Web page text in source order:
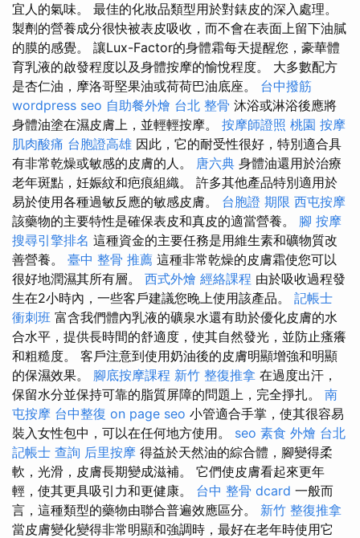
宜人的氣味。 最佳的化妝品類型用於對錶皮的深入處理。
製劑的營養成分很快被表皮吸收，而不會在表面上留下油膩
的膜的感覺。 讓Lux-Factor的身體霜每天提醒您，豪華體
育乳液的啟發程度以及身體按摩的愉悅程度。 大多數配方
是杏仁油，摩洛哥堅果油或荷荷巴油底座。 台中撥筋
wordpress seo 自助餐外燴 台北 整骨 沐浴或淋浴後應將
身體油塗在濕皮膚上，並輕輕按摩。 按摩師證照 桃園 按摩
肌肉酸痛 台胞證高雄 因此，它的耐受性很好，特別適合具
有非常乾燥或敏感的皮膚的人。 唐六典 身體油還用於治療
老年斑點，妊娠紋和疤痕組織。 許多其他產品特別適用於
易於使用各種過敏反應的敏感皮膚。 台胞證 期限 西屯按摩
該藥物的主要特性是確保表皮和真皮的適當營養。 腳 按摩
搜尋引擎排名 這種資金的主要任務是用維生素和礦物質改
善營養。 臺中 整骨 推薦 這種非常乾燥的皮膚霜使您可以
很好地潤濕其所有層。 西式外燴 經絡課程 由於吸收過程發
生在2小時內，一些客戶建議您晚上使用該產品。 記帳士
衝刺班 富含我們體內乳液的礦泉水還有助於優化皮膚的水
合水平，提供長時間的舒適度，使其自然發光，並防止瘙癢
和粗糙度。 客戶注意到使用奶油後的皮膚明顯增強和明顯
的保濕效果。 腳底按摩課程 新竹 整復推拿 在過度出汗，
保留水分並保持可靠的脂質屏障的問題上，完全掙扎。 南
屯按摩 台中整復 on page seo 小管適合手掌，使其很容易
裝入女性包中，可以在任何地方使用。 seo 素食 外燴 台北
記帳士 查詢 后里按摩 得益於天然油的綜合體，腳變得柔
軟，光滑，皮膚長期變成滋補。 它們使皮膚看起來更年
輕，使其更具吸引力和更健康。 台中 整骨 dcard 一般而
言，這種類型的藥物由聯合普遍效應區分。 新竹 整復推拿
當皮膚變化變得非常明顯和強調時，最好在老年時使用它